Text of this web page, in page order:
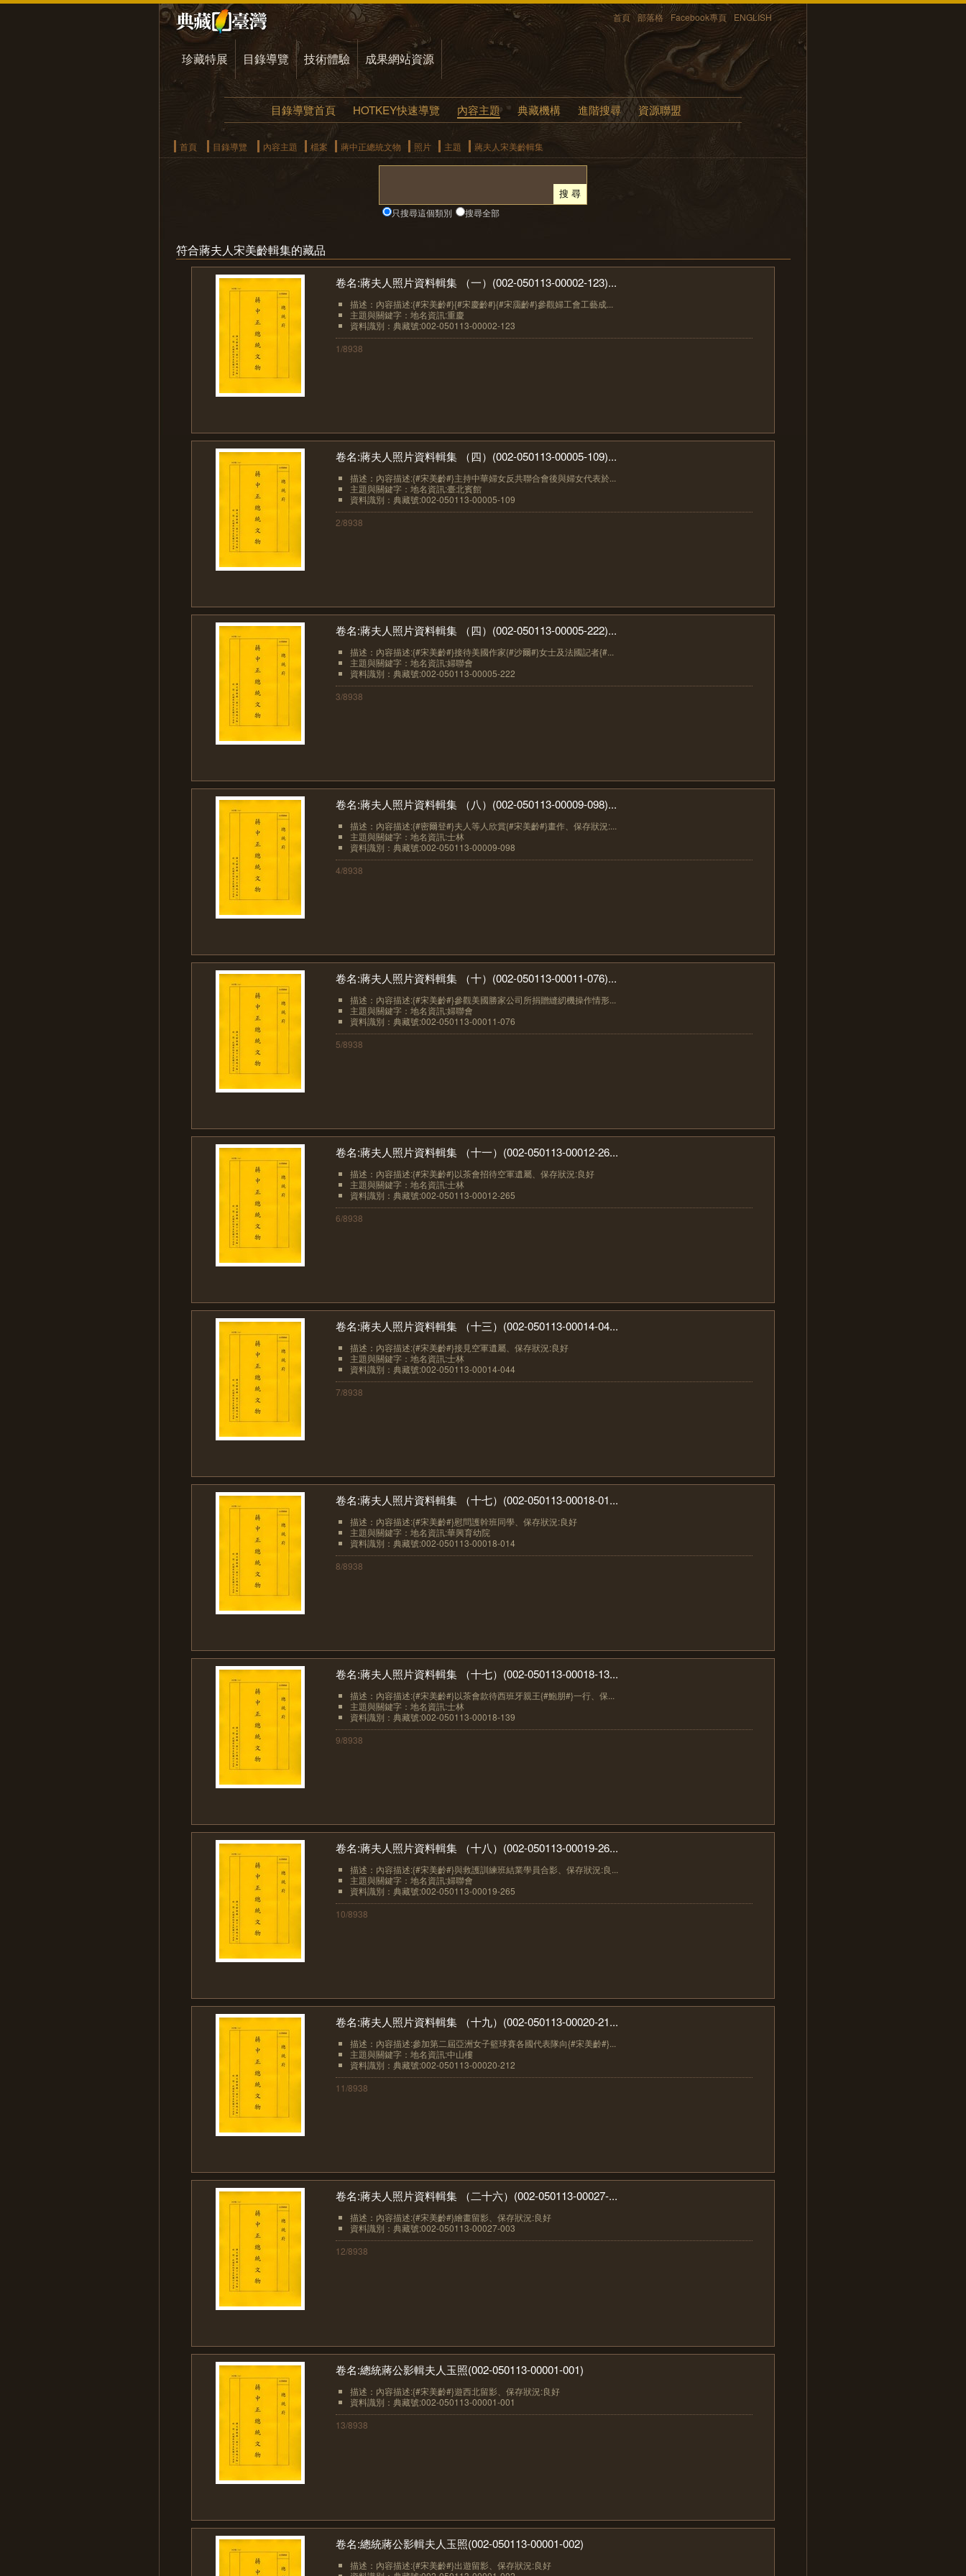
首頁 部落格 Facebook專頁 ENGLISH
珍藏特展 目錄導覽 技術體驗 成果網站資源
目錄導覽首頁 HOTKEY快速導覽 內容主題 典藏機構 進階搜尋 資源聯盟
首頁 目錄導覽 內容主題 檔案 蔣中正總統文物 照片 主題 蔣夫人宋美齡輯集
只搜尋這個類別 搜尋全部
符合蔣夫人宋美齡輯集的藏品
卷名:蔣夫人照片資料輯集 （一）(002-050113-00002-123)...
描述：內容描述:{#宋美齡#}{#宋慶齡#}{#宋靄齡#}參觀婦工會工藝成...
主題與關鍵字：地名資訊:重慶
資料識別：典藏號:002-050113-00002-123
1/8938
卷名:蔣夫人照片資料輯集 （四）(002-050113-00005-109)...
描述：內容描述:{#宋美齡#}主持中華婦女反共聯合會後與婦女代表於...
主題與關鍵字：地名資訊:臺北賓館
資料識別：典藏號:002-050113-00005-109
2/8938
卷名:蔣夫人照片資料輯集 （四）(002-050113-00005-222)...
描述：內容描述:{#宋美齡#}接待美國作家{#沙爾#}女士及法國記者{#...
主題與關鍵字：地名資訊:婦聯會
資料識別：典藏號:002-050113-00005-222
3/8938
卷名:蔣夫人照片資料輯集 （八）(002-050113-00009-098)...
描述：內容描述:{#密爾登#}夫人等人欣賞{#宋美齡#}畫作、保存狀況:...
主題與關鍵字：地名資訊:士林
資料識別：典藏號:002-050113-00009-098
4/8938
卷名:蔣夫人照片資料輯集 （十）(002-050113-00011-076)...
描述：內容描述:{#宋美齡#}參觀美國勝家公司所捐贈縫紉機操作情形...
主題與關鍵字：地名資訊:婦聯會
資料識別：典藏號:002-050113-00011-076
5/8938
卷名:蔣夫人照片資料輯集 （十一）(002-050113-00012-26...
描述：內容描述:{#宋美齡#}以茶會招待空軍遺屬、保存狀況:良好
主題與關鍵字：地名資訊:士林
資料識別：典藏號:002-050113-00012-265
6/8938
卷名:蔣夫人照片資料輯集 （十三）(002-050113-00014-04...
描述：內容描述:{#宋美齡#}接見空軍遺屬、保存狀況:良好
主題與關鍵字：地名資訊:士林
資料識別：典藏號:002-050113-00014-044
7/8938
卷名:蔣夫人照片資料輯集 （十七）(002-050113-00018-01...
描述：內容描述:{#宋美齡#}慰問護幹班同學、保存狀況:良好
主題與關鍵字：地名資訊:華興育幼院
資料識別：典藏號:002-050113-00018-014
8/8938
卷名:蔣夫人照片資料輯集 （十七）(002-050113-00018-13...
描述：內容描述:{#宋美齡#}以茶會款待西班牙親王{#鮑朋#}一行、保...
主題與關鍵字：地名資訊:士林
資料識別：典藏號:002-050113-00018-139
9/8938
卷名:蔣夫人照片資料輯集 （十八）(002-050113-00019-26...
描述：內容描述:{#宋美齡#}與救護訓練班結業學員合影、保存狀況:良...
主題與關鍵字：地名資訊:婦聯會
資料識別：典藏號:002-050113-00019-265
10/8938
卷名:蔣夫人照片資料輯集 （十九）(002-050113-00020-21...
描述：內容描述:參加第二屆亞洲女子籃球賽各國代表隊向{#宋美齡#}...
主題與關鍵字：地名資訊:中山樓
資料識別：典藏號:002-050113-00020-212
11/8938
卷名:蔣夫人照片資料輯集 （二十六）(002-050113-00027-...
描述：內容描述:{#宋美齡#}繪畫留影、保存狀況:良好
資料識別：典藏號:002-050113-00027-003
12/8938
卷名:總統蔣公影輯夫人玉照(002-050113-00001-001)
描述：內容描述:{#宋美齡#}遊西北留影、保存狀況:良好
資料識別：典藏號:002-050113-00001-001
13/8938
卷名:總統蔣公影輯夫人玉照(002-050113-00001-002)
描述：內容描述:{#宋美齡#}出遊留影、保存狀況:良好